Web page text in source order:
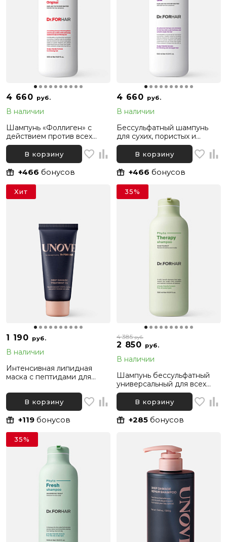
4 660 руб.
В наличии
Шампунь «Фоллиген» с
действием против всех
видов выпадения волос Dr.
For Hair Folligen Shampoo,
500 мл
В корзину
+466 бонусов
4 660 руб.
В наличии
Бессульфатный шампунь
для сухих, пористых и
поврежденных волос Dr.
Forhair Folligen Silk
Shampoo, 500 мл
В корзину
+466 бонусов
1 190 руб.
В наличии
Интенсивная липидная
маска с пептидами для
волос Dr. For Hair Unove, 40
В корзину
+119 бонусов
Хит
2 850 руб.
4 385руб.
В наличии
Шампунь бессульфатный
универсальный для всех
типов волос Dr. For Hair
Phyto Therapy Shampoo,
500 мл
В корзину
+285 бонусов
35%
35%